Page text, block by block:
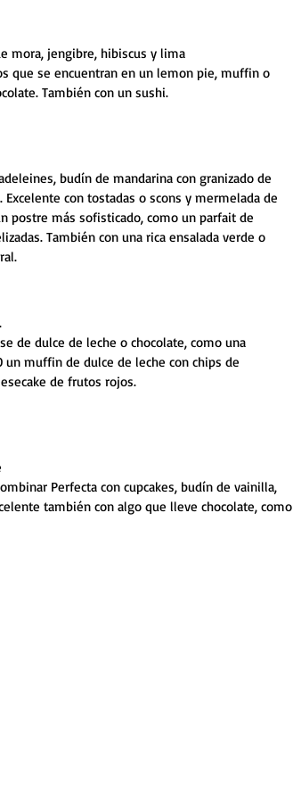
mora, jengibre, hibiscus y lima
que se encuentran en un lemon pie, muffin o
También con un sushi.
budín de mandarina con granizado de
con tostadas o scons y mermelada de
postre más sofisticado, como un parfait de
También con una rica ensalada verde o
de dulce de leche o chocolate, como una
muffin de dulce de leche con chips de
de frutos rojos.
Perfecta con cupcakes, budín de vainilla,
también con algo que lleve chocolate, como